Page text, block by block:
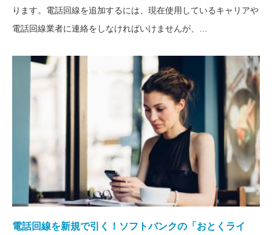
ります。電話回線を追加するには、現在使用しているキャリアや
電話回線業者に連絡をしなければいけませんが、…
電話回線を新規で引く！ソフトバンクの「おとくライ